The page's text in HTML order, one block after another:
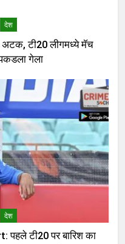
देश
अटक, टी20 लीगमध्ये मॅच
गेला
देश
पहले टी20 पर बारिश का